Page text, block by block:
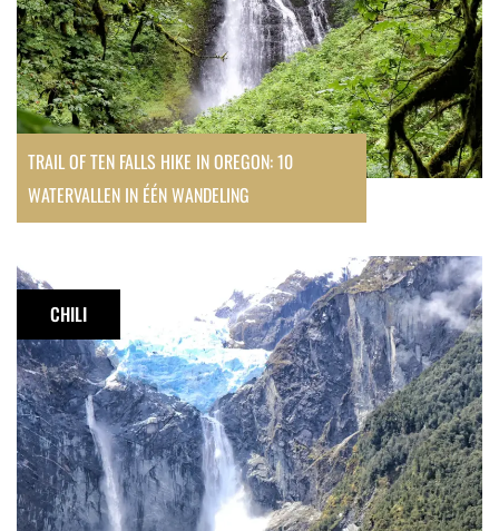
watervallen
in
één
wandeling
TRAIL OF TEN FALLS HIKE IN OREGON: 10
WATERVALLEN IN ÉÉN WANDELING
Hike
de
hangende
gletsjer
Ventisquero
Colgante
CHILI